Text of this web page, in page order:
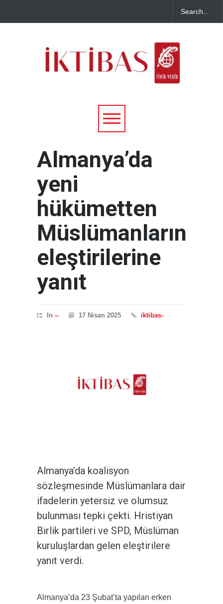
Almanya’da
yeni
hükümetten
Müslümanların
eleştirilerine
yanıt
In -- 17 Nisan 2025 iktibas-
Almanya’da koalisyon
sözleşmesinde Müslümanlara dair
ifadelerin yetersiz ve olumsuz
bulunması tepki çekti. Hristiyan
Birlik partileri ve SPD, Müslüman
kuruluşlardan gelen eleştirilere
yanıt verdi.
Almanya’da 23 Şubat’ta yapılan erken